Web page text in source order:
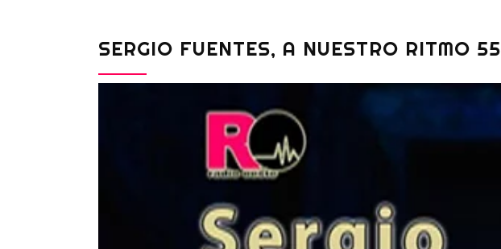
SERGIO FUENTES, A NUESTRO RITMO 55